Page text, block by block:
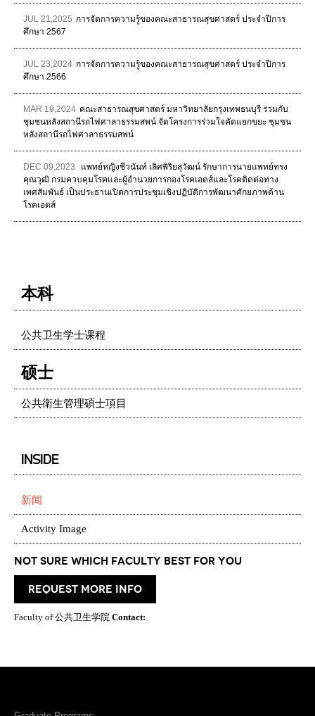
JUL 21,2025 การจัดการความรู้ของคณะสาธารณสุขศาสตร์ ประจำปีการ
ศึกษา 2567
JUL 23,2024 การจัดการความรู้ของคณะสาธารณสุขศาสตร์ ประจำปีการ
ศึกษา 2566
MAR 19,2024 คณะสาธารณสุขศาสตร์ มหาวิทยาลัยกรุงเทพธนบุรี ร่วมกับ
ชุมชนหลังสถานีรถไฟศาลาธรรมสพน์ จัดโครงการร่วมใจคัดแยกขยะ ชุมชน
หลังสถานีรถไฟศาลาธรรมสพน์
DEC 09,2023
แพทย์หญิงชีวนันท์ เลิศพิริยสุวัฒน์ รักษาการนายแพทย์ทรง
คุณวุฒิ กรมควบคุมโรคและผู้อำนวยการกองโรคเอดส์และโรคติดต่อทาง
เพศสัมพันธ์ เป็นประธานเปิดการประชุมเชิงปฏิบัติการพัฒนาศักยภาพด้าน
โรคเอดส์
本科
公共卫生学士课程
硕士
公共衛生管理碩士項目
INSIDE
新闻
Activity Image
Not Sure which Faculty best for you
request more info
Faculty of 公共卫生学院 Contact: